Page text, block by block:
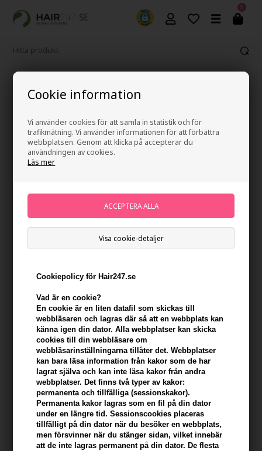
Cookie information
Vi använder cookies för att samla in statistik och för
trafikmätning. Vi använder informationen för att förbättra
webbplatsen. Genom att klicka på accepterar du
användningen av cookies.
Läs mer
Visa cookie-detaljer
Cookiepolicy för Hair247.se
Vad är en cookie?
En cookie är en liten datafil som skickas till
webbläsaren och lagras där så att en webbplats kan
känna igen din dator. Alla webbplatser kan skicka
cookies till din webbläsare om
webbläsarinställningarna tillåter det. Webbplatser
kan bara läsa information från kakor som de har
lagrat själva och kan inte läsa kakor från andra
webbplatser. Det finns två typer av kakor:
permanenta och tillfälliga (sessionskakor).
Permanenta kakor lagras som en fil på din dator
under en längre tid. Sessionscookies placeras
tillfälligt på din dator när du besöker en webbplats,
men försvinner när du stänger sidan, vilket innebär
att de inte lagras permanent på din dator. De flesta
0
Lernberger Stafsing Blowout styling cream 150ml
Varumärken»Lernberger Stafsing Brand:Lernberger Stafsing
318,00SEK